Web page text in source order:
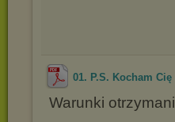
01. P.S. Kocham
Warunki